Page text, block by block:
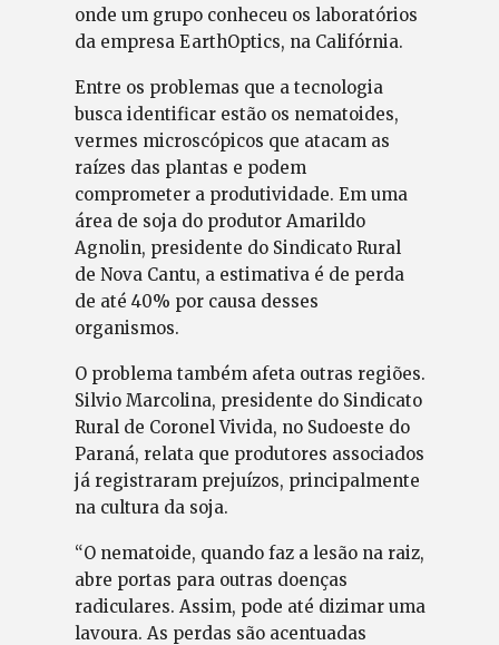
onde um grupo conheceu os laboratórios
da empresa EarthOptics, na Califórnia.
Entre os problemas que a tecnologia
busca identificar estão os nematoides,
vermes microscópicos que atacam as
raízes das plantas e podem
comprometer a produtividade. Em uma
área de soja do produtor Amarildo
Agnolin, presidente do Sindicato Rural
de Nova Cantu, a estimativa é de perda
de até 40% por causa desses
organismos.
O problema também afeta outras regiões.
Silvio Marcolina, presidente do Sindicato
Rural de Coronel Vivida, no Sudoeste do
Paraná, relata que produtores associados
já registraram prejuízos, principalmente
na cultura da soja.
“O nematoide, quando faz a lesão na raiz,
abre portas para outras doenças
radiculares. Assim, pode até dizimar uma
lavoura. As perdas são acentuadas